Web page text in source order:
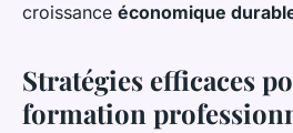
croissance économique
Stratégies efficaces
formation